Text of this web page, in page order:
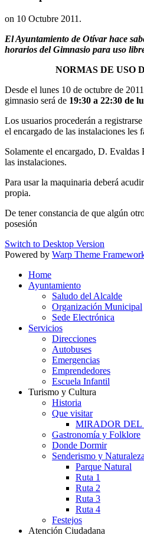
on 10 Octubre 2011 .
El Ayuntamiento de Otívar hace
horarios del Gimnasio para uso
NORMAS DE USO
Desde el lunes 10 de octubre de
gimnasio será de 19:30 a 22:30 de
Los usuarios procederán a
el encargado de las instalaciones les
Solamente el encargado, D.
las instalaciones.
Para usar la maquinaria deberá
propia.
De tener constancia de que algún
posesión
Switch to Desktop Version
Powered by Warp Theme
Home
Ayuntamiento
Saludo del Alcalde
Organización Municipal
Sede Electrónica
Servicios
Direcciones
Autobuses
Emergencias
Emprendedores
Escuela Infantil
Turismo y Cultura
Historia
Que visitar
MIRADOR DEL
Gastronomía y Folklore
Donde Dormir
Senderismo y Naturaleza
Parque Natural
Ruta 1
Ruta 2
Ruta 3
Ruta 4
Festejos
Atención Ciudadana